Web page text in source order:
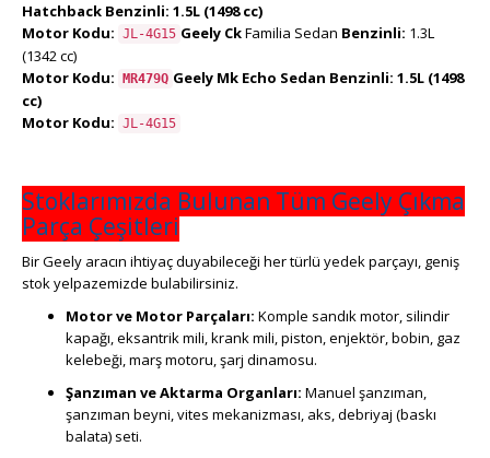
Hatchback Benzinli: 1.5L (1498 cc)
Motor Kodu: JL-4G15 Geely CkFamilia Sedan Benzinli: 1.3L
(1342 cc)
Motor Kodu:
MR479Q Geely Mk Echo Sedan Benzinli: 1.5L (1498
cc)
Motor Kodu: JL-4G15
Stoklarımızda Bulunan Tüm Geely Çıkma
Parça Çeşitleri
Bir Geely aracın ihtiyaç duyabileceği her türlü yedek parçayı, geniş
stok yelpazemizde bulabilirsiniz.
Motor ve Motor Parçaları: Komple sandık motor, silindir
kapağı, eksantrik mili, krank mili, piston, enjektör, bobin, gaz
kelebeği, marş motoru, şarj dinamosu.
Şanzıman ve Aktarma Organları: Manuel şanzıman,
şanzıman beyni, vites mekanizması, aks, debriyaj (baskı
balata) seti.